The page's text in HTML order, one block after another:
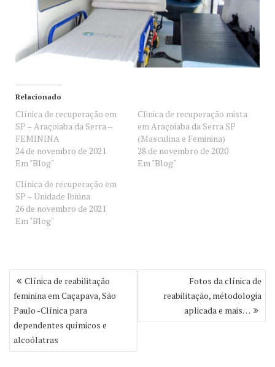
Relacionado
Clínica de recuperação em
SP – Araçoiaba da Serra –
FEMININA
24 de novembro de 2021
Em "Blog"
Clinica de recuperação mista
em Araçoiaba da Serra SP
(Masculina e Feminina)
28 de novembro de 2020
Em "Blog"
Clínica de recuperação em
SP – Unidade Ibiúna
26 de novembro de 2021
Em "Blog"
Navegação
de
Post
Clínica de reabilitação
feminina em Caçapava, São
Paulo -Clínica para
dependentes químicos e
alcoólatras
Fotos da clínica de
reabilitação, métodologia
aplicada e mais…